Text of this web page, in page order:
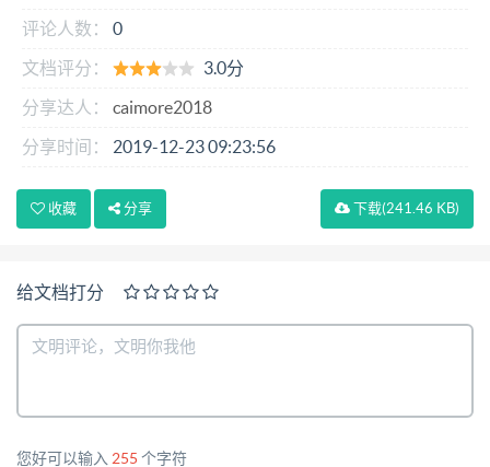
评论人数：
0
文档评分：
3.0分
分享达人：
caimore2018
分享时间：
2019-12-23 09:23:56
下载(241.46 KB)
收藏 分享
给文档打分
您好可以输入 255 个字符